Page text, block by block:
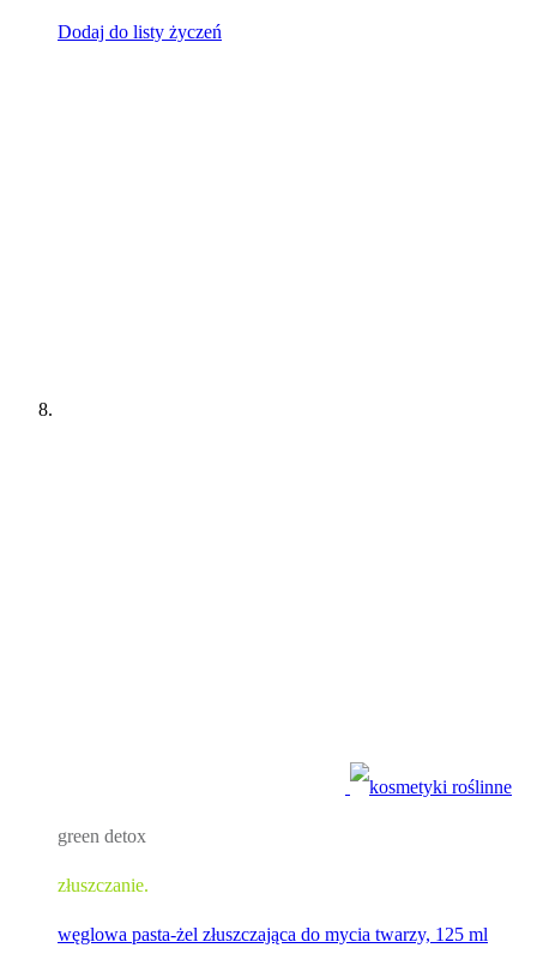
Dodaj do listy życzeń
green detox
złuszczanie.
węglowa pasta-żel złuszczająca do mycia twarzy, 125 ml